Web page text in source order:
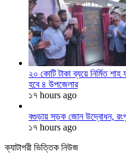
২০ কোটি টাকা ব্যয়ে নির্মিত
হবে ৪ উপজেলার
১৭ hours ago
বগুড়ায় সড়ক জোন উদ্বোধন,
১৭ hours ago
ক্যাটাগরী ভিত্তিক নিউজ